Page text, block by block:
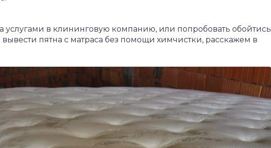
услугами в клининговую компанию, или попробовать обойтись
пятна с матраса без помощи химчистки, расскажем в